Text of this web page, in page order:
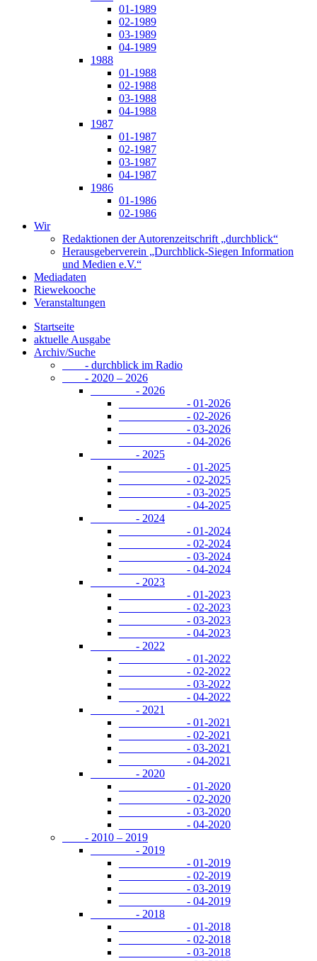
01-1989
02-1989
03-1989
04-1989
1988
01-1988
02-1988
03-1988
04-1988
1987
01-1987
02-1987
03-1987
04-1987
1986
01-1986
02-1986
Wir
Redaktionen der Autorenzeitschrift „durchblick“
Herausgeberverein „Durchblick-Siegen Information
und Medien e.V.“
Mediadaten
Riewekooche
Veranstaltungen
Startseite
aktuelle Ausgabe
Archiv/Suche
- durchblick im Radio
- 2020 – 2026
- 2026
- 01-2026
- 02-2026
- 03-2026
- 04-2026
- 2025
- 01-2025
- 02-2025
- 03-2025
- 04-2025
- 2024
- 01-2024
- 02-2024
- 03-2024
- 04-2024
- 2023
- 01-2023
- 02-2023
- 03-2023
- 04-2023
- 2022
- 01-2022
- 02-2022
- 03-2022
- 04-2022
- 2021
- 01-2021
- 02-2021
- 03-2021
- 04-2021
- 2020
- 01-2020
- 02-2020
- 03-2020
- 04-2020
- 2010 – 2019
- 2019
- 01-2019
- 02-2019
- 03-2019
- 04-2019
- 2018
- 01-2018
- 02-2018
- 03-2018